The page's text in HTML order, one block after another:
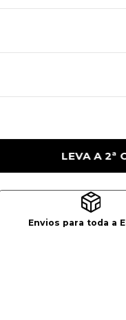
50% DE DESCONTO
Envios para toda a